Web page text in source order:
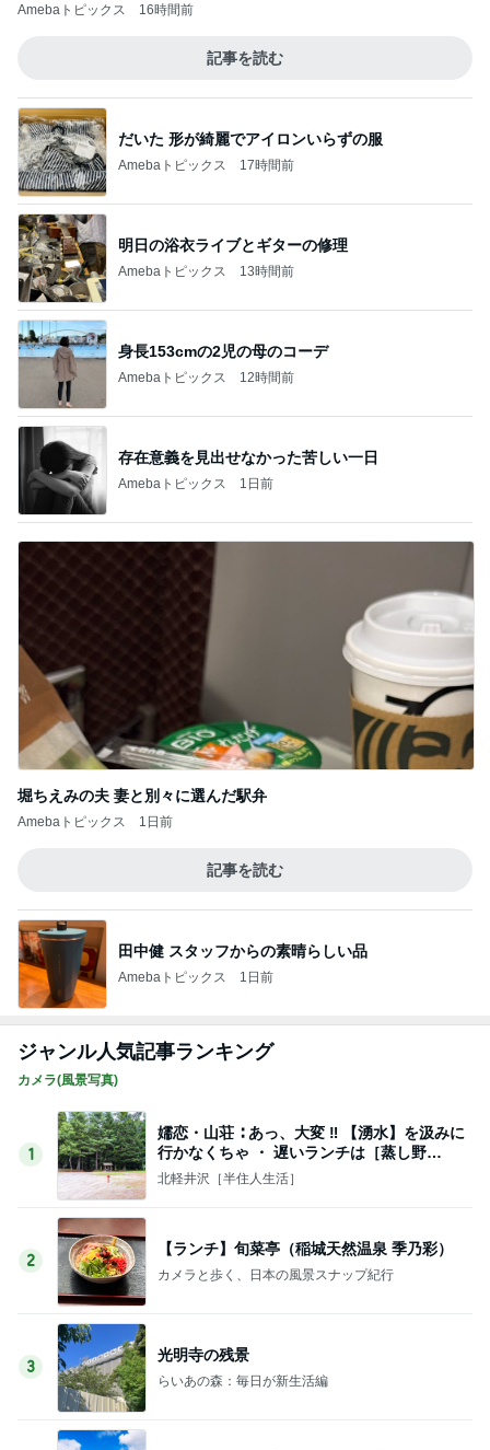
Amebaトピックス 16時間前
記事を読む
だいた 形が綺麗でアイロンいらずの服
Amebaトピックス 17時間前
明日の浴衣ライブとギターの修理
Amebaトピックス 13時間前
身長153cmの2児の母のコーデ
Amebaトピックス 12時間前
存在意義を見出せなかった苦しい一日
Amebaトピックス 1日前
堀ちえみの夫 妻と別々に選んだ駅弁
Amebaトピックス 1日前
記事を読む
田中健 スタッフからの素晴らしい品
Amebaトピックス 1日前
ジャンル人気記事ランキング
カメラ(風景写真)
1
嬬恋・山荘 ∶ あっ、大変 ‼ 【湧水】を汲みに
行かなくちゃ ・ 遅いランチは［蒸し野
菜］・・♪
北軽井沢［半住人生活］
2
【ランチ】旬菜亭（稲城天然温泉 季乃彩）
カメラと歩く、日本の風景スナップ紀行
3
光明寺の残景
らいあの森：毎日が新生活編